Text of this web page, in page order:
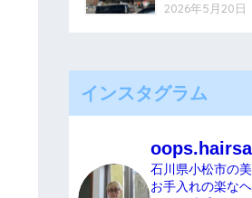
2026年5月20日
インスタグラム
石川県小松市の
お手入れの楽な